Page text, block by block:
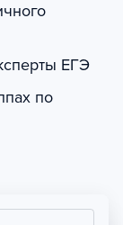
ЕГЭ
по